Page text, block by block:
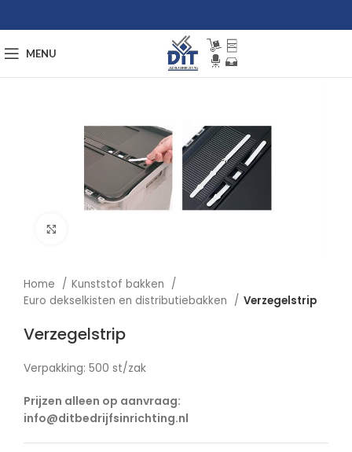
MENU
Home
Kunststof bakken
Euro dekselkisten en distributiebakken
Verzegelstrip
Verzegelstrip
Verpakking: 500 st/zak
Prijzen alleen op aanvraag:
info@ditbedrijfsinrichting.nl